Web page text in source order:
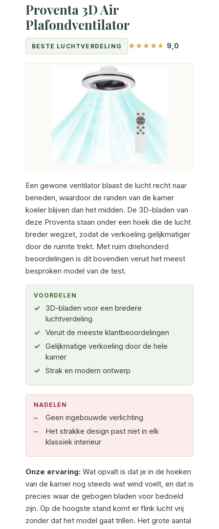
Proventa 3D Air
Plafondventilator
BESTE LUCHTVERDELING 9,0
Een gewone ventilator blaast de lucht recht naar
beneden, waardoor de randen van de kamer
koeler blijven dan het midden. De 3D-bladen van
deze Proventa staan onder een hoek die de lucht
breder wegzet, zodat de verkoeling gelijkmatiger
door de ruimte trekt. Met ruim driehonderd
beoordelingen is dit bovendien veruit het meest
besproken model van de test.
VOORDELEN
3D-bladen voor een bredere
luchtverdeling
Veruit de meeste klantbeoordelingen
Gelijkmatige verkoeling door de hele
kamer
Strak en modern ontwerp
NADELEN
Geen ingebouwde verlichting
Het strakke design past niet in elk
klassiek interieur
Onze ervaring: Wat opvalt is dat je in de hoeken
van de kamer nog steeds wat wind voelt, en dat is
precies waar de gebogen bladen voor bedoeld
zijn. Op de hoogste stand komt er flink lucht vrij
zonder dat het model gaat trillen. Het grote aantal